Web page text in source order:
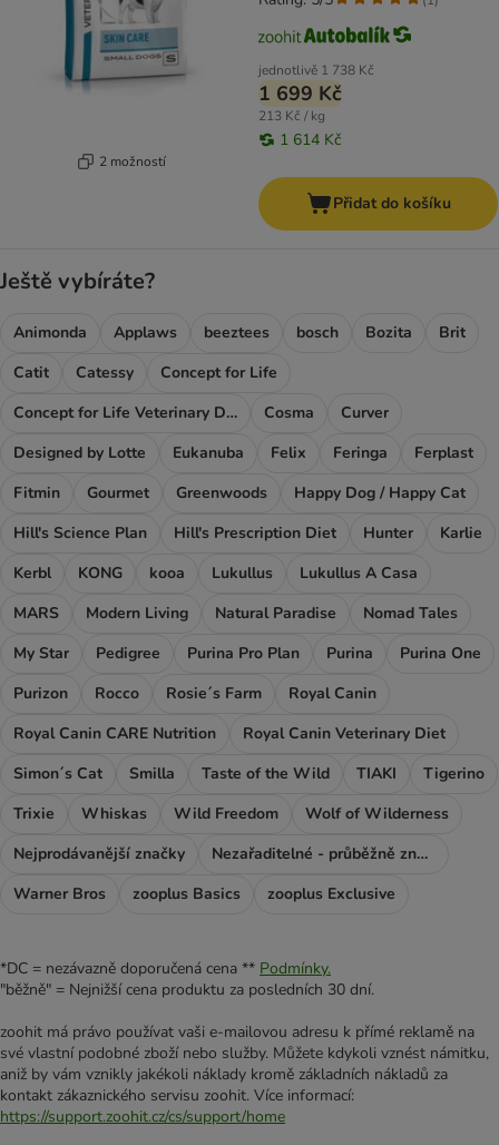
2 možností
jednotlivě 1 738 Kč
1 699 Kč
213 Kč / kg
1 614 Kč
Přidat do košíku
Ještě vybíráte?
Animonda Applaws beeztees bosch Bozita
Brit
Catit
Catessy
Concept for Life
Concept for Life Veterinary Diet
Cosma
Curver
Designed by Lotte
Eukanuba Felix Feringa
Ferplast
Fitmin
Gourmet Greenwoods
Happy Dog / Happy Cat
Hill's Science Plan
Hill's Prescription Diet Hunter
Karlie
Kerbl
KONG kooa Lukullus
Lukullus A Casa
MARS
Modern Living Natural Paradise
Nomad Tales
My Star
Pedigree Purina Pro Plan Purina
Purina One
Purizon
Rocco Rosie´s Farm
Royal Canin
Royal Canin CARE Nutrition
Royal Canin Veterinary Diet
Simon´s Cat
Smilla Taste of the Wild TIAKI
Tigerino
Trixie
Whiskas Wild Freedom
Wolf of Wilderness
Nejprodávanější značky
Nezařaditelné - průběžně značky
Warner Bros
zooplus Basics zooplus Exclusive
*DC = nezávazně doporučená cena ** Podmínky.
"běžně" = Nejnižší cena produktu za posledních 30 dní.
zoohit má právo používat vaši e-mailovou adresu k přímé reklamě na
své vlastní podobné zboží nebo služby. Můžete kdykoli vznést námitku,
aniž by vám vznikly jakékoli náklady kromě základních nákladů za
kontakt zákaznického servisu zoohit. Více informací:
https://support.zoohit.cz/cs/support/home